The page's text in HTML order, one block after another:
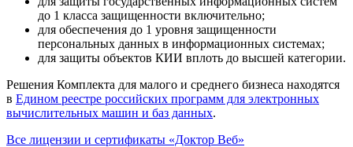
до 1 класса защищенности включительно;
для обеспечения до 1 уровня защищенности
персональных данных в информационных системах;
для защиты объектов КИИ вплоть до высшей категории.
Решения Комплекта для малого и среднего бизнеса находятся
в Едином реестре российских программ для электронных
вычислительных машин и баз данных.
Все лицензии и сертификаты «Доктор Веб»